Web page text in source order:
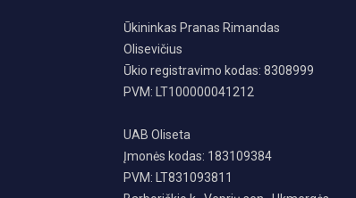
Ūkininkas Pranas Rimandas
Olisevičius
Ūkio registravimo kodas: 8308999
PVM: LT100000041212
UAB Oliseta
Įmonės kodas: 183109384
PVM: LT831093811